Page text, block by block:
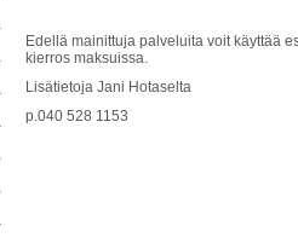
Edellä mainittuja palveluita voit käyttää
kierros maksuissa.
Lisätietoja Jani Hotaselta
p.040 528 1153